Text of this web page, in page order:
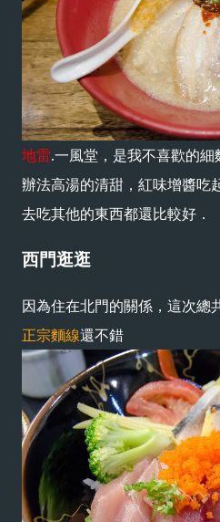
地雷.一風堂，是我不喜歡的
辦法高湯的清甜，紅味增醬吃
去吃其他的東西都還比較好．
西門逛逛
因為住在北門的關係，這次總
正宗麵線還不錯